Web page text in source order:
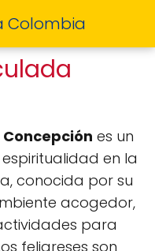
Colombia
es un
en la
conocida por su
acogedor,
para
feligreses son